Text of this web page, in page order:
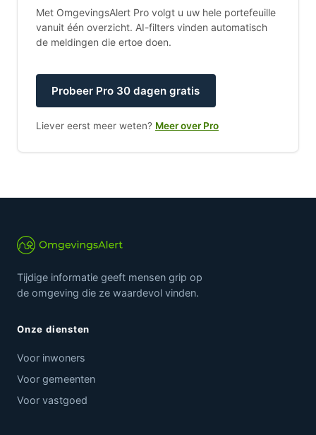
Met OmgevingsAlert Pro volgt u uw hele portefeuille
vanuit één overzicht. AI-filters vinden automatisch
de meldingen die ertoe doen.
Probeer Pro 30 dagen gratis
Liever eerst meer weten? Meer over Pro
Tijdige informatie geeft mensen grip op
de omgeving die ze waardevol vinden.
Onze diensten
Voor inwoners
Voor gemeenten
Voor vastgoed